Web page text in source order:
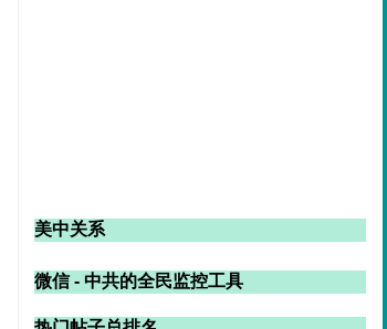
美中关系
微信 - 中共的全民监控工具